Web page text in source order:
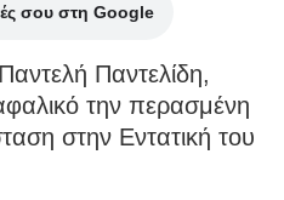
σου στη Google
Παντελίδη,
την περασμένη
στην Εντατική του